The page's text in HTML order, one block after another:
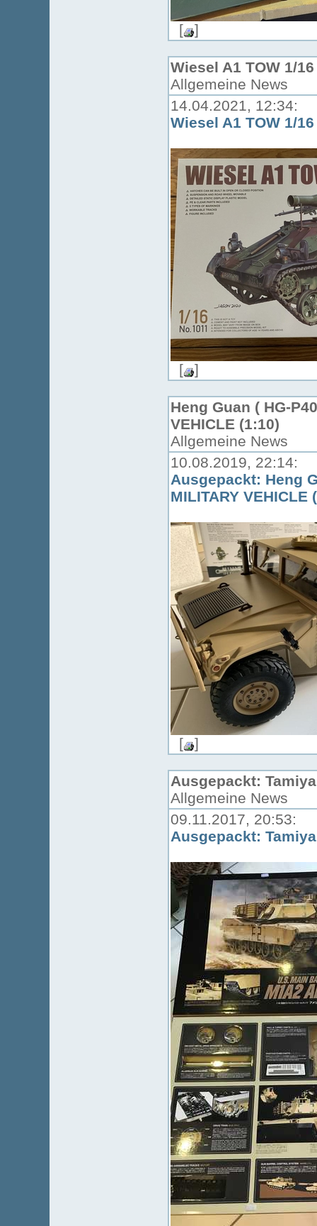
[ ]
Wiesel A1 TOW 1/
Allgemeine News
14.04.2021, 12:34:
Wiesel A1 TOW 1/
[ ]
Heng Guan ( HG-
VEHICLE (1:10)
Allgemeine News
10.08.2019, 22:14:
Ausgepackt: Heng
MILITARY VEHICLE
[ ]
Ausgepackt:
Allgemeine News
09.11.2017, 20:53:
Ausgepackt: